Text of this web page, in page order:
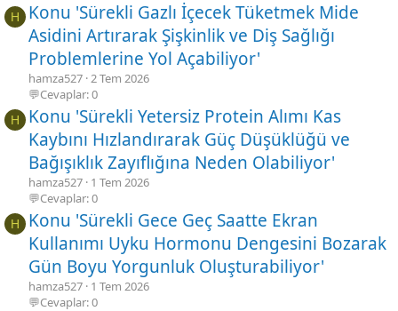
H
Konu 'Sürekli Gazlı İçecek Tüketmek Mide
Asidini Artırarak Şişkinlik ve Diş Sağlığı
Problemlerine Yol Açabiliyor'
hamza527 2 Tem 2026
💬Cevaplar: 0
H
Konu 'Sürekli Yetersiz Protein Alımı Kas
Kaybını Hızlandırarak Güç Düşüklüğü ve
Bağışıklık Zayıflığına Neden Olabiliyor'
hamza527 1 Tem 2026
💬Cevaplar: 0
H
Konu 'Sürekli Gece Geç Saatte Ekran
Kullanımı Uyku Hormonu Dengesini Bozarak
Gün Boyu Yorgunluk Oluşturabiliyor'
hamza527 1 Tem 2026
💬Cevaplar: 0